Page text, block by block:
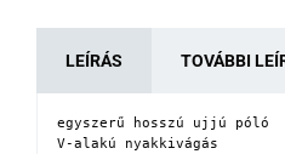
LEÍRÁS TOVÁBBI
egyszerű hosszú ujjú póló
V-alakú nyakkivágás